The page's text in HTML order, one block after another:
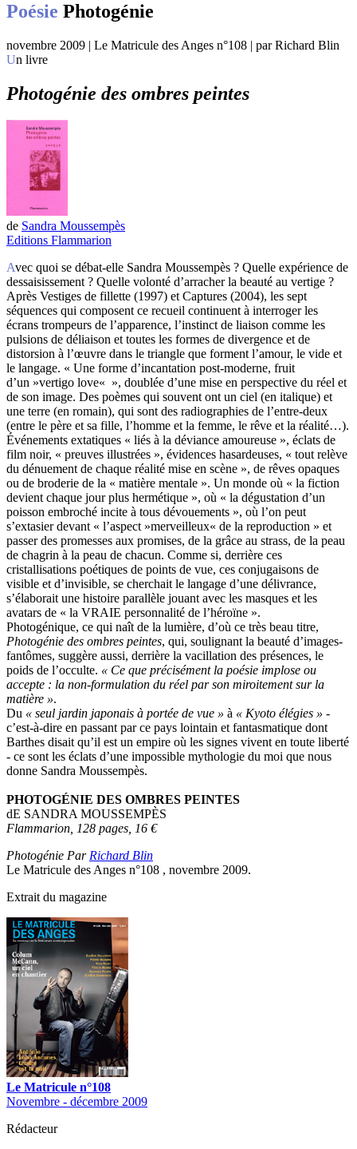
Poésie Photogénie
novembre 2009 | Le Matricule des Anges n°108 | par Richard Blin
Un livre
Photogénie des ombres peintes
de Sandra Moussempès
Editions Flammarion
Avec quoi se débat-elle Sandra Moussempès ? Quelle expérience de
dessaisissement ? Quelle volonté d’arracher la beauté au vertige ?
Après Vestiges de fillette (1997) et Captures (2004), les sept
séquences qui composent ce recueil continuent à interroger les
écrans trompeurs de l’apparence, l’instinct de liaison comme les
pulsions de déliaison et toutes les formes de divergence et de
distorsion à l’œuvre dans le triangle que forment l’amour, le vide et
le langage. « Une forme d’incantation post-moderne, fruit
d’un »vertigo love« », doublée d’une mise en perspective du réel et
de son image. Des poèmes qui souvent ont un ciel (en italique) et
une terre (en romain), qui sont des radiographies de l’entre-deux
(entre le père et sa fille, l’homme et la femme, le rêve et la réalité…).
Événements extatiques « liés à la déviance amoureuse », éclats de
film noir, « preuves illustrées », évidences hasardeuses, « tout relève
du dénuement de chaque réalité mise en scène », de rêves opaques
ou de broderie de la « matière mentale ». Un monde où « la fiction
devient chaque jour plus hermétique », où « la dégustation d’un
poisson embroché incite à tous dévouements », où l’on peut
s’extasier devant « l’aspect »merveilleux« de la reproduction » et
passer des promesses aux promises, de la grâce au strass, de la peau
de chagrin à la peau de chacun. Comme si, derrière ces
cristallisations poétiques de points de vue, ces conjugaisons de
visible et d’invisible, se cherchait le langage d’une délivrance,
s’élaborait une histoire parallèle jouant avec les masques et les
avatars de « la VRAIE personnalité de l’héroïne ».
Photogénique, ce qui naît de la lumière, d’où ce très beau titre,
Photogénie des ombres peintes, qui, soulignant la beauté d’images-
fantômes, suggère aussi, derrière la vacillation des présences, le
poids de l’occulte. « Ce que précisément la poésie implose ou
accepte : la non-formulation du réel par son miroitement sur la
matière ».
Du « seul jardin japonais à portée de vue » à « Kyoto élégies » -
c’est-à-dire en passant par ce pays lointain et fantasmatique dont
Barthes disait qu’il est un empire où les signes vivent en toute liberté
- ce sont les éclats d’une impossible mythologie du moi que nous
donne Sandra Moussempès.
PHOTOGÉNIE DES OMBRES PEINTES
dE SANDRA MOUSSEMPÈS
Flammarion, 128 pages, 16 €
Photogénie ParRichard Blin
Le Matricule des Anges n°108 , novembre 2009.
Extrait du magazine
Le Matricule n°108
Novembre - décembre 2009
Rédacteur